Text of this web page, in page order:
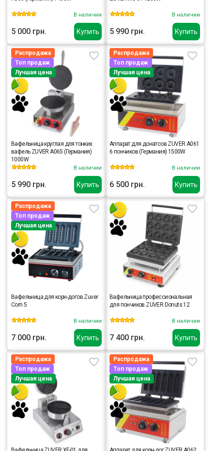
Купить
В наличии
5 000 грн. Купить
В наличии
5 990 грн.
Купить
Распродажа
Топ продаж
Лучшая цена
Вафельница круглая для тонких
вафель ZUVER A065 (Германия)
1000W
В наличии
5 990 грн. Купить
Распродажа
Топ продаж
Лучшая цена
Аппарат для донатсов ZUVER A061
6 пончиков (Германия) 1500W
В наличии
6 500 грн.
Купить
Распродажа
Топ продаж
Лучшая цена
Вафельница для корн-догов Zuver
Corn 5
В наличии
7 000 грн. Купить
Вафельница профессиональная
для пончиков ZUVER Donuts 12
В наличии
7 400 грн.
Распродажа
Топ продаж
Лучшая цена
Распродажа
Топ продаж
Лучшая цена